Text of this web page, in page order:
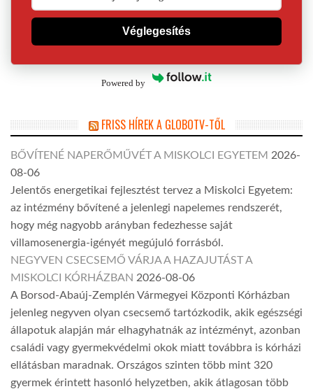
Véglegesítés
Powered by
FRISS HÍREK A GLOBOTV-TŐL
BŐVÍTENÉ NAPERŐMŰVÉT A MISKOLCI EGYETEM 2026-
08-06
Jelentős energetikai fejlesztést tervez a Miskolci Egyetem:
az intézmény bővítené a jelenlegi napelemes rendszerét,
hogy még nagyobb arányban fedezhesse saját
villamosenergia-igényét megújuló forrásból.
NEGYVEN CSECSEMŐ VÁRJA A HAZAJUTÁST A
MISKOLCI KÓRHÁZBAN 2026-08-06
A Borsod-Abaúj-Zemplén Vármegyei Központi Kórházban
jelenleg negyven olyan csecsemő tartózkodik, akik egészségi
állapotuk alapján már elhagyhatnák az intézményt, azonban
családi vagy gyermekvédelmi okok miatt továbbra is kórházi
ellátásban maradnak. Országos szinten több mint 320
gyermek érintett hasonló helyzetben, akik átlagosan több